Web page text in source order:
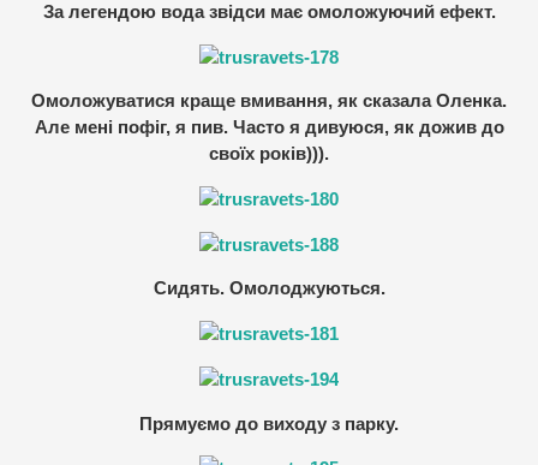
За легендою вода звідси має омоложуючий ефект.
Омоложуватися краще вмивання, як сказала Оленка.
Але мені пофіг, я пив. Часто я дивуюся, як дожив до
своїх років))).
Сидять. Омолоджуються.
Прямуємо до виходу з парку.